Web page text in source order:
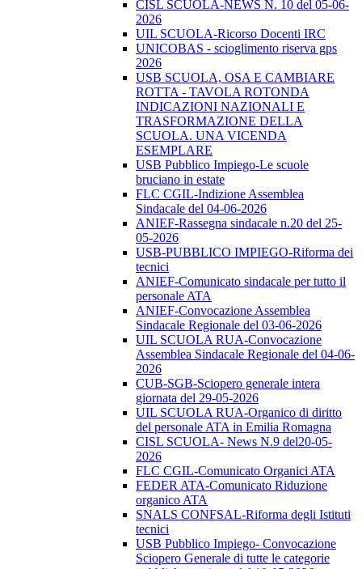
CISL SCUOLA-NEWS N. 10 del 05-06-
2026
UIL SCUOLA-Ricorso Docenti IRC
UNICOBAS - scioglimento riserva gps
2026
USB SCUOLA, OSA E CAMBIARE
ROTTA - TAVOLA ROTONDA
INDICAZIONI NAZIONALI E
TRASFORMAZIONE DELLA
SCUOLA. UNA VICENDA
ESEMPLARE
USB Pubblico Impiego-Le scuole
bruciano in estate
FLC CGIL-Indizione Assemblea
Sindacale del 04-06-2026
ANIEF-Rassegna sindacale n.20 del 25-
05-2026
USB-PUBBLICO IMPIEGO-Riforma dei
tecnici
ANIEF-Comunicato sindacale per tutto il
personale ATA
ANIEF-Convocazione Assemblea
Sindacale Regionale del 03-06-2026
UIL SCUOLA RUA-Convocazione
Assemblea Sindacale Regionale del 04-06-
2026
CUB-SGB-Sciopero generale intera
giornata del 29-05-2026
UIL SCUOLA RUA-Organico di diritto
del personale ATA in Emilia Romagna
CISL SCUOLA- News N.9 del20-05-
2026
FLC CGIL-Comunicato Organici ATA
FEDER ATA-Comunicato Riduzione
organico ATA
SNALS CONFSAL-Riforma degli Istituti
tecnici
USB Pubblico Impiego- Convocazione
Sciopero Generale di tutte le categorie